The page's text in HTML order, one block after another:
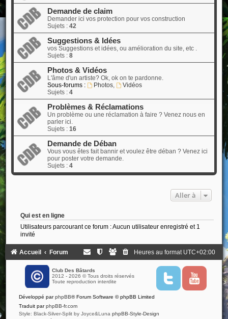
Demande de claim
Demander ici vos protection pour vos construction
Sujets : 42
Suggestions & Idées
vos Suggestions et idées, ou amélioration du site, etc .
Sujets : 8
Photos & Vidéos
L'âme d'un artiste? Ok, ok on te pardonne.
Sous-forums :
Photos,
Vidéos
Sujets : 4
Problèmes & Réclamations
Un problème ou une réclamation à faire ? Venez nous en
parler ici.
Sujets : 16
Demande de Déban
Vous vous êtes fait bannir et voulez être déban ? Venez ici
pour poster votre demande.
Sujets : 4
Aller à
Qui est en ligne
Utilisateurs parcourant ce forum : Aucun utilisateur enregistré et 1
invité
Accueil Forum Heures au format UTC+02:00
Club Des Bâtards
2012 - 2026 © Tous droits réservés
Toute reproduction interdite
T
i
Y
u
Développé parphpBB® Forum Software © phpBB Limited
Traduit parphpBB-fr.com
Style: Black-Silver-Split by Joyce&Luna phpBB-Style-Design